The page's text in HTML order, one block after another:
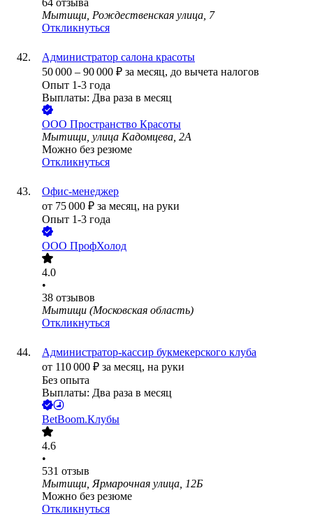
64 отзыва
Мытищи, Рождественская улица, 7
Откликнуться
Администратор салона красоты
50 000 – 90 000 ₽ за месяц, до вычета налогов
Опыт 1-3 года
Выплаты: Два раза в месяц
ООО Пространство Красоты
Мытищи, улица Кадомцева, 2А
Можно без резюме
Откликнуться
Офис-менеджер
от 75 000 ₽ за месяц, на руки
Опыт 1-3 года
ООО ПрофХолод
4.0
•
38 отзывов
Мытищи (Московская область)
Откликнуться
Администратор-кассир букмекерского клуба
от 110 000 ₽ за месяц, на руки
Без опыта
Выплаты: Два раза в месяц
BetBoom.Клубы
4.6
•
531 отзыв
Мытищи, Ярмарочная улица, 12Б
Можно без резюме
Откликнуться